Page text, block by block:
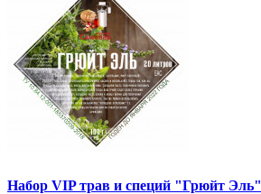
Набор VIP трав и специй "Грюйт Эль"